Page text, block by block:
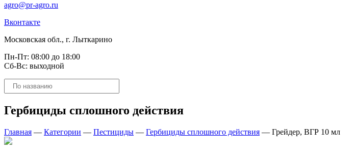
agro@pr-agro.ru
Вконтакте
Московская обл., г. Лыткарино
Пн-Пт: 08:00 до 18:00
Сб-Вс: выходной
Поиск
товаров
Гербициды сплошного действия
Главная — Категории — Пестициды — Гербициды сплошного действия — Грейдер, ВГР 10 мл